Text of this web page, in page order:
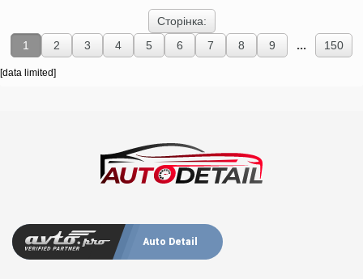
Сторінка:
1
2 3 4 5 6 7 8 9 ... 150
[data limited]
Auto Detail